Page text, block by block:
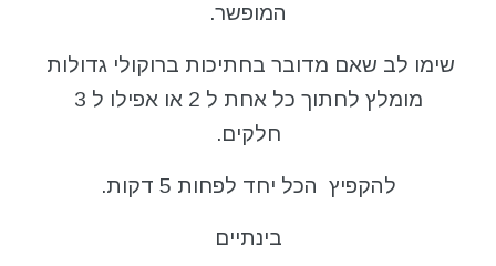
המופשר.
שימו לב שאם מדובר בחתיכות ברוקולי גדולות
מומלץ לחתוך כל אחת ל 2 או אפילו ל 3
חלקים.
להקפיץ הכל יחד לפחות 5 דקות.
בינתיים